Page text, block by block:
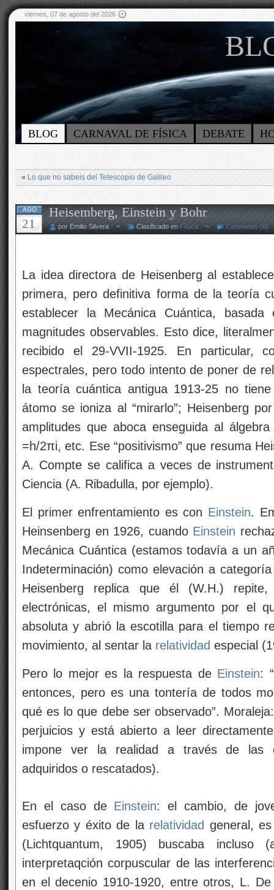
viernes, 07 de agosto del 2026
BLOG CARNAVAL DE FÍSICA DEBATE
« Lo que no sabeis del Telescopio de Galileo
AGO
21
Heisemberg, Einstein y Bohr
por Emilio Silvera ~ Clasificado en Física~ Comments (6)
La idea directora de Heisenberg al
primera, pero definitiva forma de la teoría
establecer la Mecánica Cuántica, basada
magnitudes observables. Esto dice,
recibido el 29-VVII-1925. En particular,
espectrales, pero todo intento de poner de
la teoría cuántica antigua 1913-25 no
átomo se ioniza al “mirarlo”; Heisenberg
amplitudes que aboca enseguida al
=h/2πi, etc. Ese “positivismo” que resuma
A. Compte se califica a veces de
Ciencia (A. Ribadulla, por ejemplo).
El primer enfrentamiento es con Einstein.
Heinsenberg en 1926, cuando Einstein
Mecánica Cuántica (estamos todavía a un
Indeterminación) como elevación a
Heisenberg replica que él (W.H.)
electrónicas, el mismo argumento por el
absoluta y abrió la escotilla para el tiempo
movimiento, al sentar la relatividad especial
Pero lo mejor es la respuesta de Einstein:
entonces, pero es una tontería de todos
qué es lo que debe ser observado”.
perjuicios y está abierto a leer
impone ver la realidad a través de las
adquiridos o rescatados).
En el caso de Einstein: el cambio, de
esfuerzo y éxito de la relatividad general,
(Lichtquantum, 1905) buscaba incluso
interpretaqción corpuscular de las
en el decenio 1910-1920, entre otros, L.